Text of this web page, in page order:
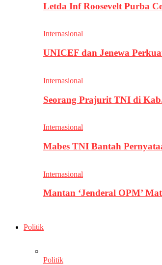
Letda Inf Roosevelt Purba
Internasional
UNICEF dan Jenewa
Internasional
Seorang Prajurit TNI di
Internasional
Mabes TNI Bantah
Internasional
Mantan ‘Jenderal OPM’
Politik
Politik